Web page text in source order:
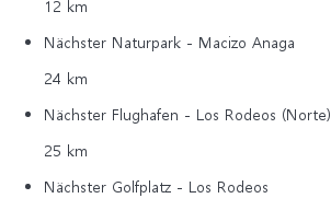
12 km
Nächster Naturpark - Macizo Anaga
24 km
Nächster Flughafen - Los Rodeos (Norte)
25 km
Nächster Golfplatz - Los Rodeos